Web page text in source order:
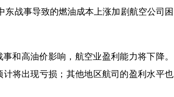
战事导致的燃油成本上涨加剧航空公司困
高油价影响，航空业盈利能力将下降。
将出现亏损；其他地区航司的盈利水平也